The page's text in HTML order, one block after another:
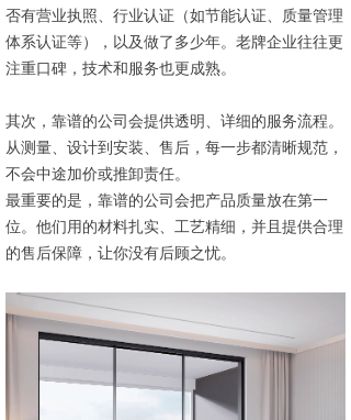
否有营业执照、行业认证（如节能认证、质量管理
体系认证等），以及做了多少年。老牌企业往往更
注重口碑，技术和服务也更成熟。
其次，靠谱的公司会提供透明、详细的服务流程。
从测量、设计到安装、售后，每一步都清晰规范，
不会中途加价或推卸责任。
最重要的是，靠谱的公司会把产品质量放在第一
位。他们用的材料扎实、工艺精细，并且提供合理
的售后保障，让你没有后顾之忧。